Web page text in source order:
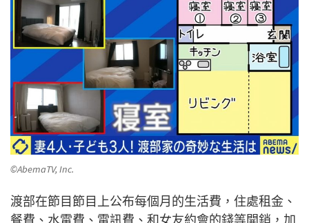
©AbemaTV, Inc.
渡部在節目節目上公布每個月的生活費，住處租金、
餐費、水電費、電訊費、和女友約會的錢等開銷，加